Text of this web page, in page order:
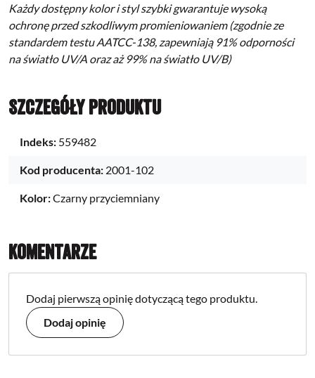
Każdy dostępny kolor i styl szybki gwarantuje wysoką
ochronę przed szkodliwym promieniowaniem (zgodnie ze
standardem testu AATCC-138, zapewniają 91% odporności
na światło UV/A oraz aż 99% na światło UV/B)
Szczegóły produktu
Indeks: 559482
Kod producenta: 2001-102
Kolor:Czarny przyciemniany
Komentarze
Dodaj pierwszą opinię dotyczącą tego produktu.
Dodaj opinię